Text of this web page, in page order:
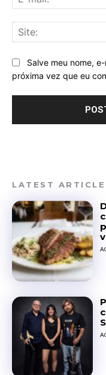
Salve meu nome,
próxima vez que eu
LATEST